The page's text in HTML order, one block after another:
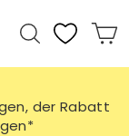
Suche
der Rabatt